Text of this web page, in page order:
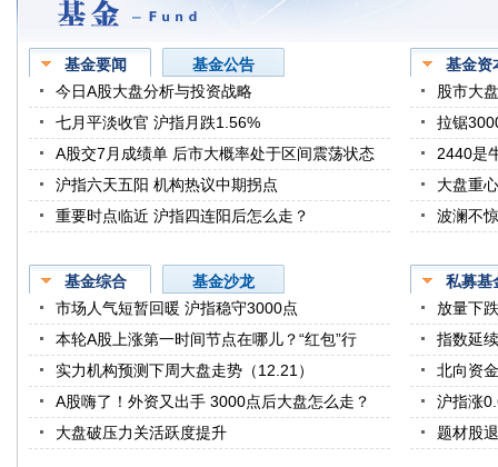
基金要闻
基金公告
今日A股大盘分析与投资战略
七月平淡收官 沪指月跌1.56%
A股交7月成绩单 后市大概率处于区间震荡状态
沪指六天五阳 机构热议中期拐点
重要时点临近 沪指四连阳后怎么走？
基金资
股市大
拉锯
2440是
大盘重
波澜不
基金综合
基金沙龙
市场人气短暂回暖 沪指稳守3000点
本轮A股上涨第一时间节点在哪儿？“红包”行
实力机构预测下周大盘走势（12.21）
A股嗨了！外资又出手 3000点后大盘怎么走？
大盘破压力关活跃度提升
私募基
放量下
指数延
北向资
沪指涨
题材股